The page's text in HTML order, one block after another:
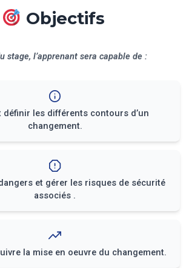
Objectifs
stage, l’apprenant sera capable de :
définir les différents contours d’un
changement.
et gérer les risques de sécurité
associés .
la mise en oeuvre du changement.